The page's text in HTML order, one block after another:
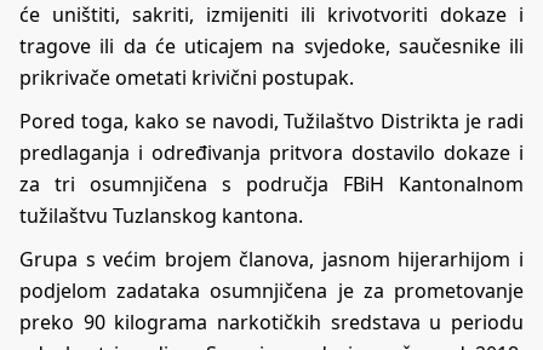
će uništiti, sakriti, izmijeniti ili krivotvoriti dokaze i
tragove ili da će uticajem na svjedoke, saučesnike ili
prikrivače ometati krivični postupak.
Pored toga, kako se navodi, Tužilaštvo Distrikta je radi
predlaganja i određivanja pritvora dostavilo dokaze i
za tri osumnjičena s područja FBiH Kantonalnom
tužilaštvu Tuzlanskog kantona.
Grupa s većim brojem članova, jasnom hijerarhijom i
podjelom zadataka osumnjičena je za prometovanje
preko 90 kilograma narkotičkih sredstava u periodu